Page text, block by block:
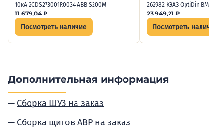
10кА 2CDS273001R0034 ABB S200M
11 679,04₽
Посмотреть наличие
262982 КЭАЗ OptiDin BM63
23 949,21 ₽
Посмотреть
Дополнительная информация
Сборка ШУЗ на заказ
Сборка щитов АВР на заказ